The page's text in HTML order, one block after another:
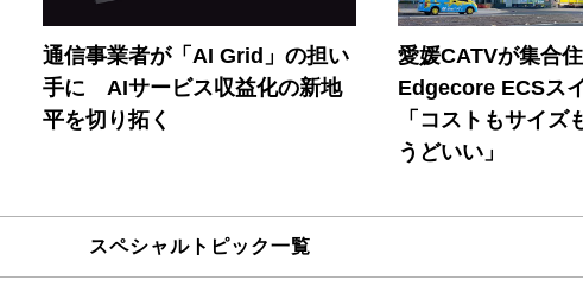
通信事業者が「AI Grid」の担い
手に AIサービス収益化の新地
平を切り拓く
愛媛CATVが集合
Edgecore ECSス
「コストもサイズ
うどいい」
スペシャルトピック一覧